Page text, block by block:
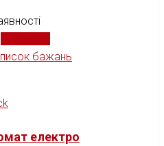
бажань
електро